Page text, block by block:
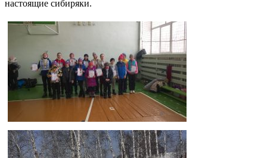
настоящие сибиряки.